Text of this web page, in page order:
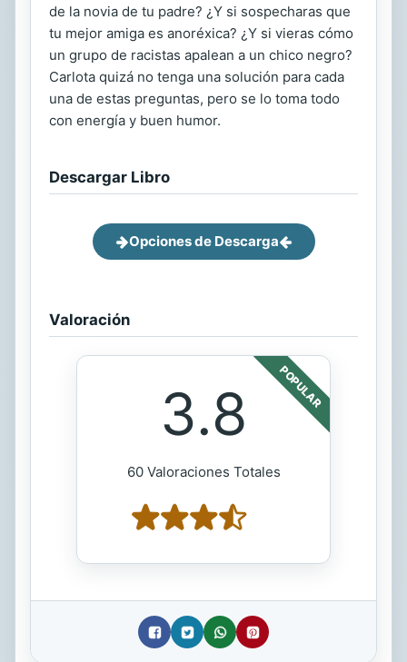
de la novia de tu padre? ¿Y si sospecharas que
tu mejor amiga es anoréxica? ¿Y si vieras cómo
un grupo de racistas apalean a un chico negro?
Carlota quizá no tenga una solución para cada
una de estas preguntas, pero se lo toma todo
con energía y buen humor.
Descargar Libro
Opciones de Descarga
Valoración
POPULAR
3.8
60 Valoraciones Totales